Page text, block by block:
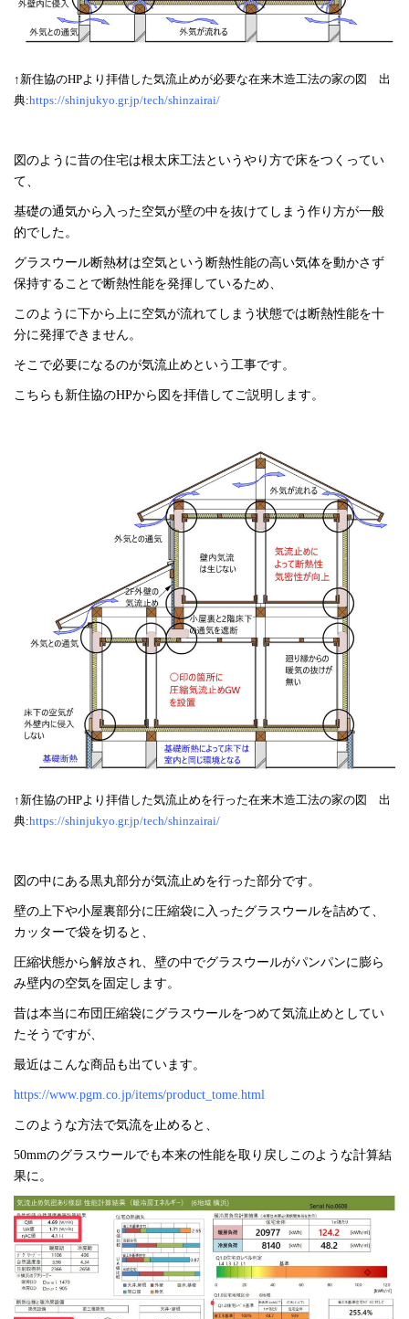
↑新住協のHPより拝借した気流止めが必要な在来木造工法の家の図 出
典:https://shinjukyo.gr.jp/tech/shinzairai/
図のように昔の住宅は根太床工法というやり方で床をつくってい
て、
基礎の通気から入った空気が壁の中を抜けてしまう作り方が一般
的でした。
グラスウール断熱材は空気という断熱性能の高い気体を動かさず
保持することで断熱性能を発揮しているため、
このように下から上に空気が流れてしまう状態では断熱性能を十
分に発揮できません。
そこで必要になるのが気流止めという工事です。
こちらも新住協のHPから図を拝借してご説明します。
↑新住協のHPより拝借した気流止めを行った在来木造工法の家の図 出
典:https://shinjukyo.gr.jp/tech/shinzairai/
図の中にある黒丸部分が気流止めを行った部分です。
壁の上下や小屋裏部分に圧縮袋に入ったグラスウールを詰めて、
カッターで袋を切ると、
圧縮状態から解放され、壁の中でグラスウールがパンパンに膨ら
み壁内の空気を固定します。
昔は本当に布団圧縮袋にグラスウールをつめて気流止めとしてい
たそうですが、
最近はこんな商品も出ています。
https://www.pgm.co.jp/items/product_tome.html
このような方法で気流を止めると、
50mmのグラスウールでも本来の性能を取り戻しこのような計算結
果に。